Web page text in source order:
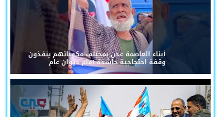
أبناء العاصمة عدن بمختلف مكوناتهم ينفذون
وقفة احتجاجية حاشدة أمام ديوان عام